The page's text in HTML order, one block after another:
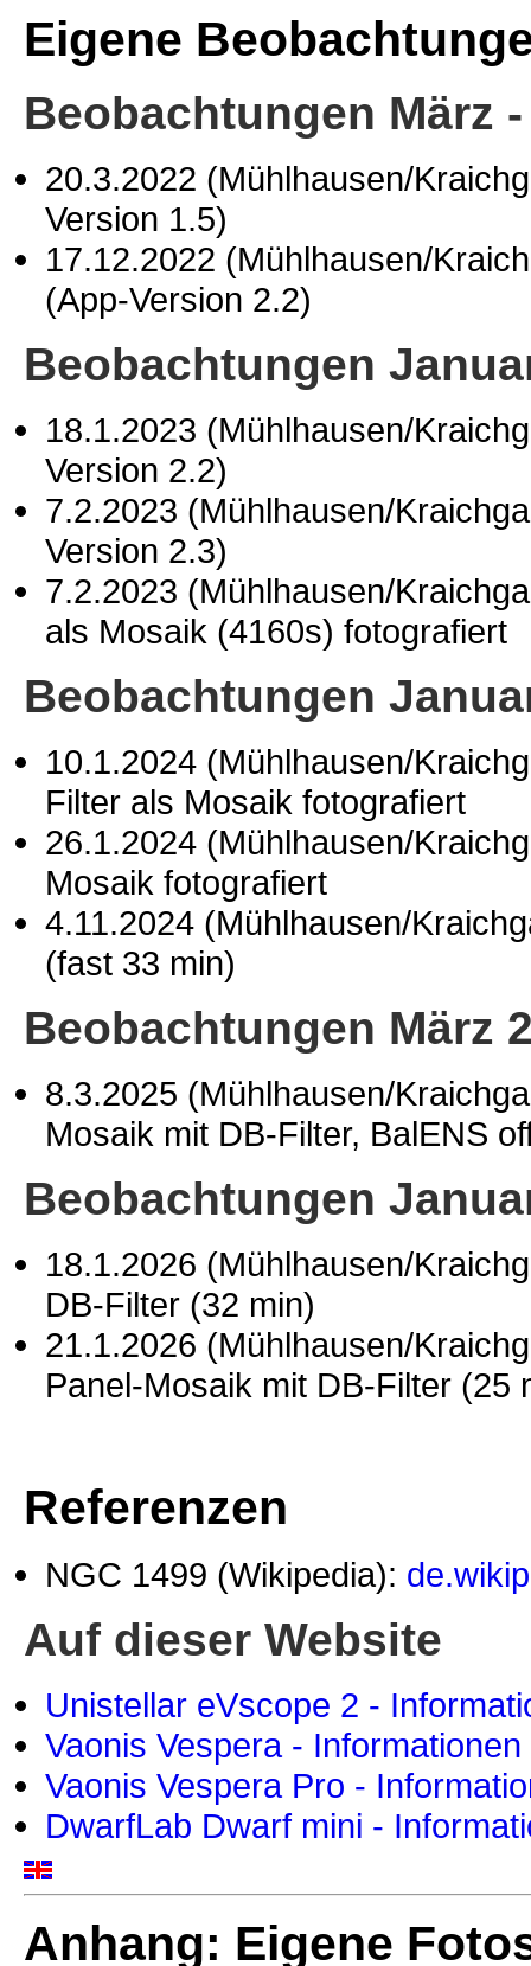
Eigene
Beobachtungen März
20.3.2022 (Mühlhausen/
Version 1.5)
17.12.2022 (Mühlhausen/
(App-Version 2.2)
Beobachtungen
18.1.2023 (Mühlhausen/
Version 2.2)
7.2.2023 (Mühlhausen/
Version 2.3)
7.2.2023 (Mühlhausen/
als Mosaik (4160s) fotografiert
Beobachtungen
10.1.2024 (Mühlhausen/
Filter als Mosaik fotografiert
26.1.2024 (Mühlhausen/
Mosaik fotografiert
4.11.2024 (Mühlhausen/
(fast 33 min)
Beobachtungen März
8.3.2025 (Mühlhausen/
Mosaik mit DB-Filter, BalENS
Beobachtungen
18.1.2026 (Mühlhausen/
DB-Filter (32 min)
21.1.2026 (Mühlhausen/
Panel-Mosaik mit DB-Filter (25
Referenzen
NGC 1499 (Wikipedia):
Auf dieser Website
Unistellar eVscope 2 -
Vaonis Vespera - Informationen
Vaonis Vespera Pro -
DwarfLab Dwarf mini -
Anhang: Eigene